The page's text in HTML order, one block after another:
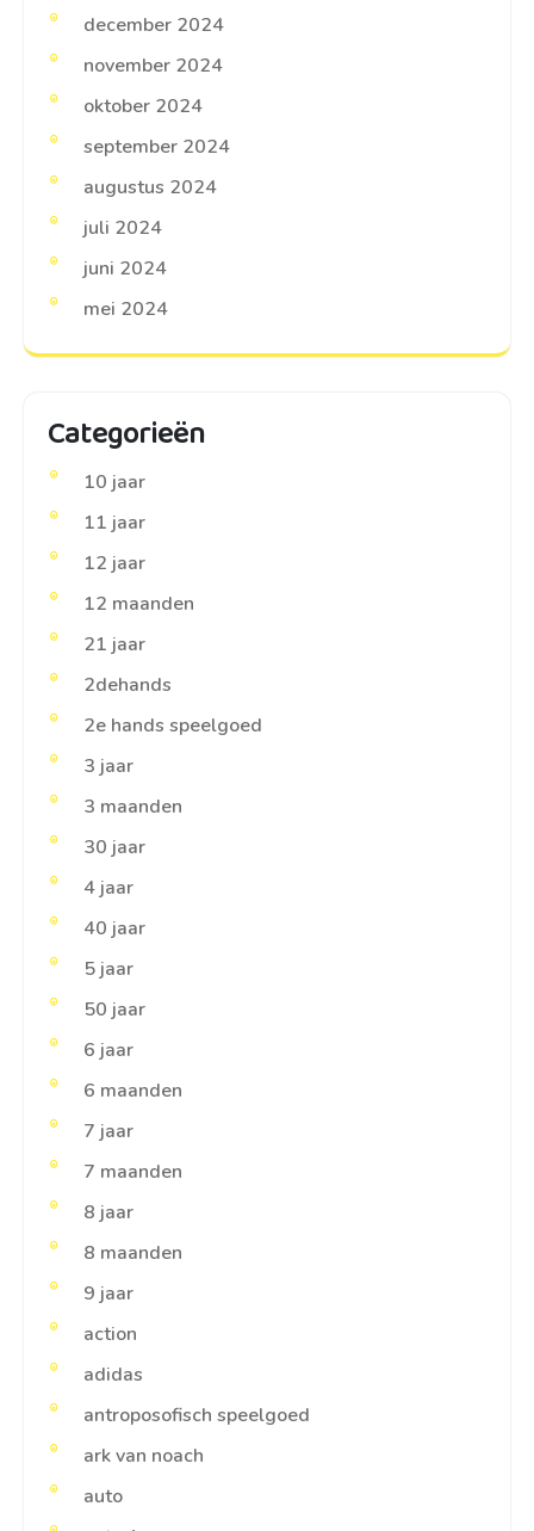
december 2024
november 2024
oktober 2024
september 2024
augustus 2024
juli 2024
juni 2024
mei 2024
Categorieën
10 jaar
11 jaar
12 jaar
12 maanden
21 jaar
2dehands
2e hands speelgoed
3 jaar
3 maanden
30 jaar
4 jaar
40 jaar
5 jaar
50 jaar
6 jaar
6 maanden
7 jaar
7 maanden
8 jaar
8 maanden
9 jaar
action
adidas
antroposofisch speelgoed
ark van noach
auto